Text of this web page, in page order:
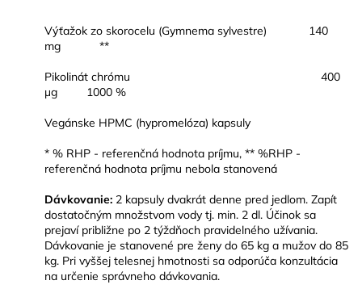
Výťažok zo skorocelu (Gymnema sylvestre) 140
mg **
Pikolinát chrómu 400
μg 1000 %
Vegánske HPMC (hypromelóza) kapsuly
* % RHP - referenčná hodnota príjmu, ** %RHP -
referenčná hodnota príjmu nebola stanovená
Dávkovanie: 2 kapsuly dvakrát denne pred jedlom. Zapít
dostatočným množstvom vody tj. min. 2 dl. Účinok sa
prejaví približne po 2 týždňoch pravidelného užívania.
Dávkovanie je stanovené pre ženy do 65 kg a mužov do 85
kg. Pri vyššej telesnej hmotnosti sa odporúča konzultácia
na určenie správneho dávkovania.